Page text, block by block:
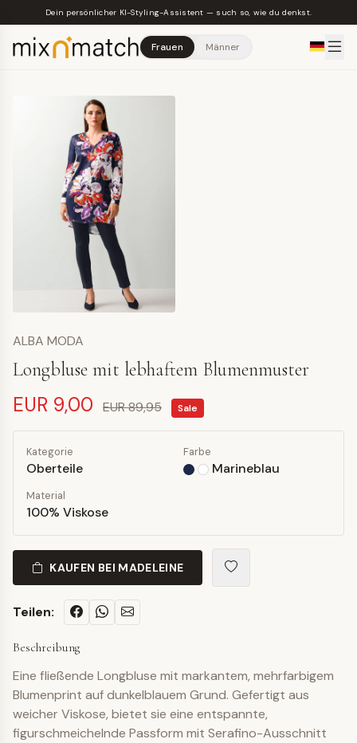
Skip to main content
Dein persönlicher KI-Styling-Assistent — such so, wie du denkst.
Frauen Männer
ALBA MODA
Longbluse mit lebhaftem Blumenmuster
EUR 9,00 EUR 89,95 Sale
Kategorie
Oberteile
Farbe
Marineblau
Material
100% Viskose
KAUFEN BEI MADELEINE
Teilen:
Beschreibung
Eine fließende Longbluse mit markantem, mehrfarbigem
Blumenprint auf dunkelblauem Grund. Gefertigt aus
weicher Viskose, bietet sie eine entspannte,
figurschmeichelnde Passform mit Serafino-Ausschnitt